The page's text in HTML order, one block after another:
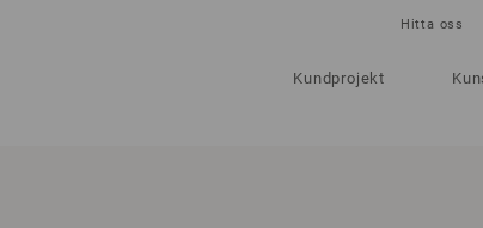
Kundprojekt
Hitta oss